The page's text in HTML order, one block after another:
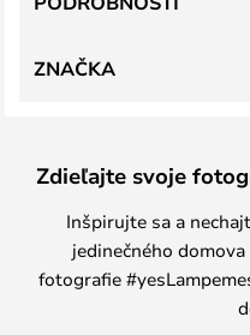
ZNAČKA
Zdieľajte svoje
Inšpirujte sa a
jedinečného
fotografie